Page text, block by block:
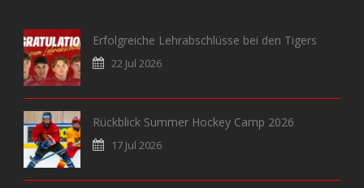
Erfolgreiche Lehrabschlüsse bei den Tigers
22 Jul 2026
Rückblick Summer Hockey Camp 2026
17 Jul 2026